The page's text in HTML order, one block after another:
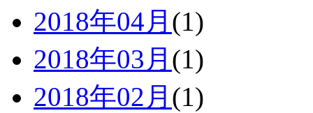
2018年04月 (1)
2018年03月 (1)
2018年02月 (1)